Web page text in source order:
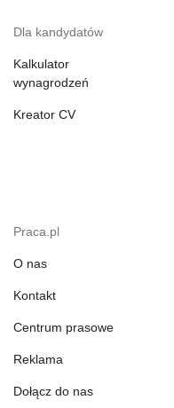
Dla kandydatów
Kalkulator
wynagrodzeń
Kreator CV
Praca.pl
O nas
Kontakt
Centrum prasowe
Reklama
Dołącz do nas